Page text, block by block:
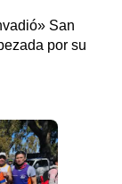
San
por su